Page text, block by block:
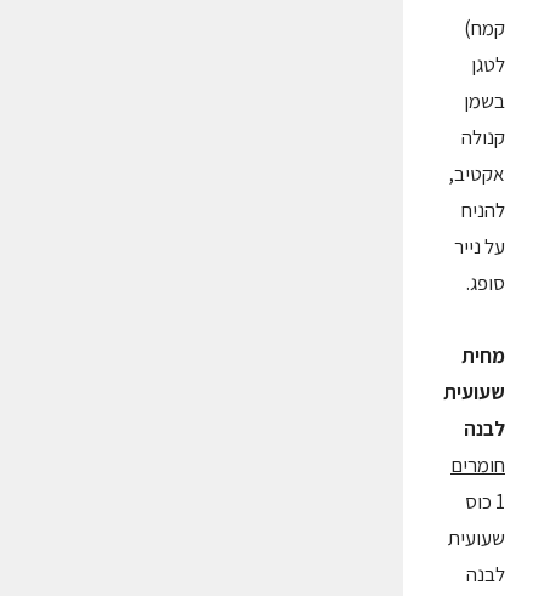
קמח)
לטגן
בשמן
קנולה
אקטיב,
להניח
על נייר
סופג.
מחית
שעועית
לבנה
חומרים
1 כוס
שעועית
לבנה